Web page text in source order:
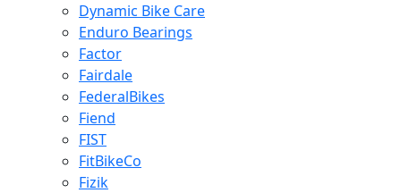
Dynamic Bike Care
Enduro Bearings
Factor
Fairdale
FederalBikes
Fiend
FIST
FitBikeCo
Fizik